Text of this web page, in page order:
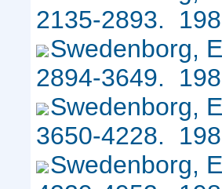
2135-2893.
Swedenborg,
2894-3649.
Swedenborg,
3650-4228.
Swedenborg,